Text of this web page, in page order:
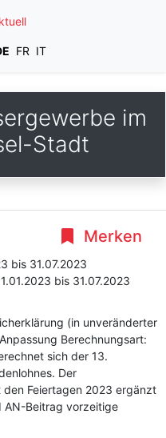
FR IT
im
Stadt
Merken
bis 31.07.2023
bis 31.07.2023
(in unveränderter
Berechnungsart:
sich der 13.
Der
Feiertagen 2023 ergänzt
AN-Beitrag vorzeitige